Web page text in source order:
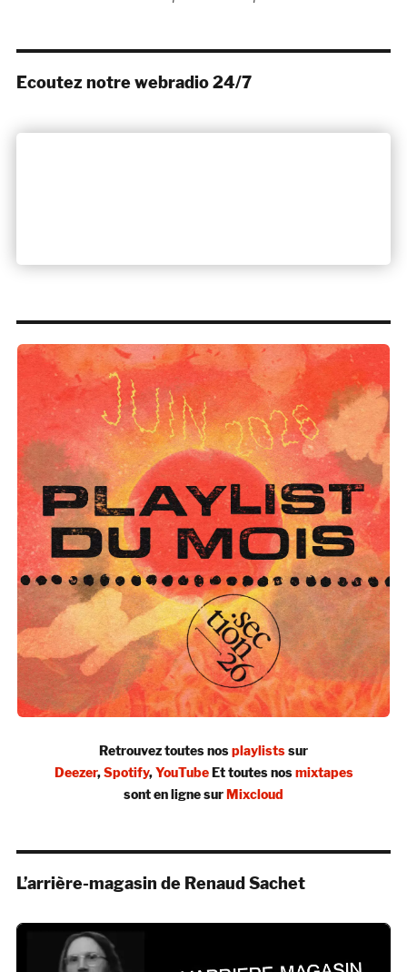
Ecoutez notre webradio 24/7
Retrouvez toutes nosplaylistssur
Deezer,Spotify,YouTubeEt toutes nosmixtapes
sont en ligne surMixcloud
L’arrière-magasin de Renaud Sachet